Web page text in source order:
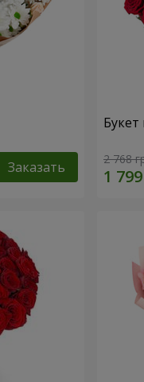
Заказать
Букет
2 768